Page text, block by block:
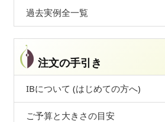
過去実例全一覧
注文の手引き
IBについて (はじめての方へ)
ご予算と大きさの目安